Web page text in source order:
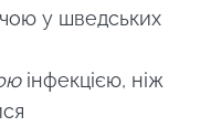
у шведських
інфекцією, ніж